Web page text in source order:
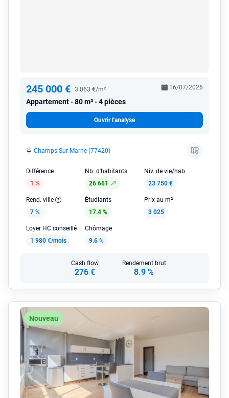
245 000 € 3 063 €/m²
Appartement 80 m² - 4 pièces
16/07/2026
Ouvrir l'analyse
Champs-Sur-Marne (77420)
Différence
1 %
Nb. d'habitants
26 661
Niv. de vie/hab
23 750 €
Rend. ville
7 %
Étudiants
17.4 %
Prix au m²
3 025
Loyer HC conseillé
1 980 €/mois
Chômage
9.6 %
Cash flow
276 €
Rendement brut
8.9 %
Nouveau